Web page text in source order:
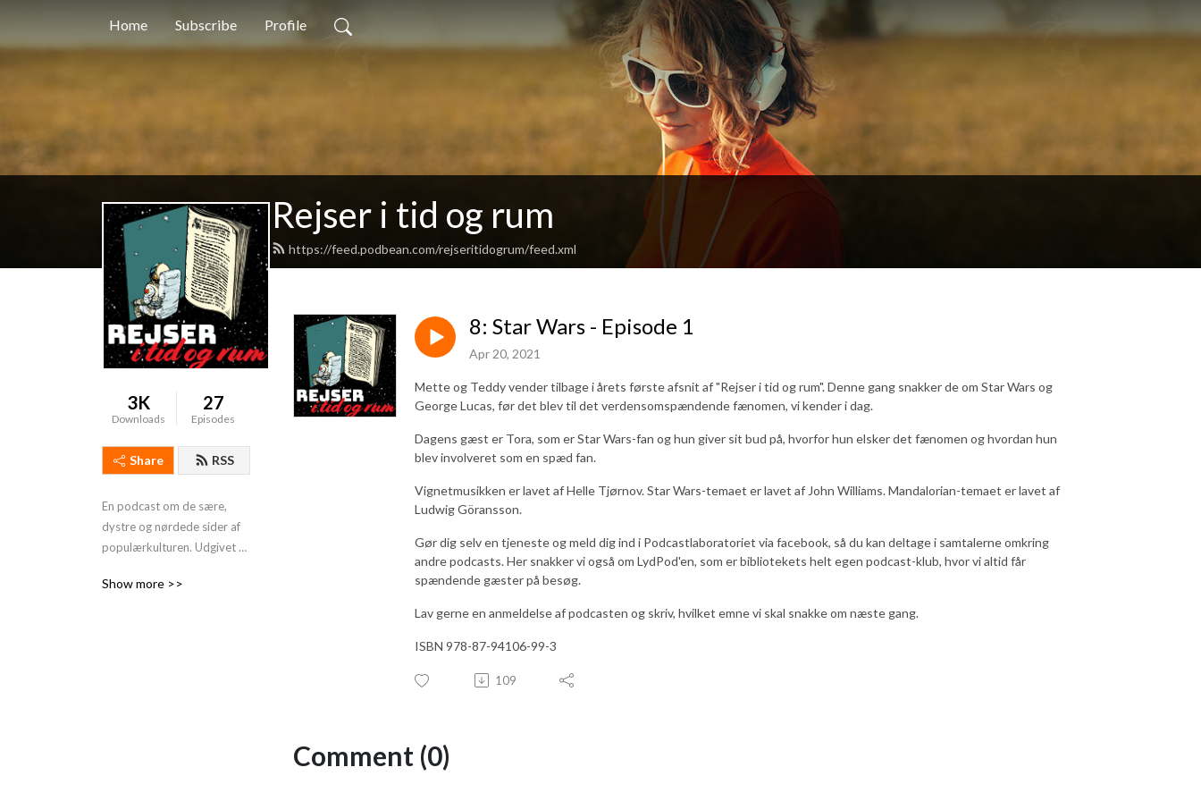
Home Subscribe Profile
Rejser i tid og rum
https://feed.podbean.com/rejseritidogrum/feed.xml
3K
Downloads
27
Episodes
Share RSS
En podcast om de sære,
dystre og nørdede sider af
populærkulturen. Udgivet af
Show more >>
8: Star Wars - Episode 1
Apr 20, 2021
Mette og Teddy vender tilbage i årets første afsnit af "Rejser i tid og rum". Denne gang snakker de om Star Wars og
George Lucas, før det blev til det verdensomspændende fænomen, vi kender i dag.
Dagens gæst er Tora, som er Star Wars-fan og hun giver sit bud på, hvorfor hun elsker det fænomen og hvordan hun
blev involveret som en spæd fan.
Vignetmusikken er lavet af Helle Tjørnov. Star Wars-temaet er lavet af John Williams. Mandalorian-temaet er lavet af
Ludwig Göransson.
Gør dig selv en tjeneste og meld dig ind i Podcastlaboratoriet via facebook, så du kan deltage i samtalerne omkring
andre podcasts. Her snakker vi også om LydPod'en, som er bibliotekets helt egen podcast-klub, hvor vi altid får
spændende gæster på besøg.
Lav gerne en anmeldelse af podcasten og skriv, hvilket emne vi skal snakke om næste gang.
ISBN 978-87-94106-99-3
109
Comment (0)